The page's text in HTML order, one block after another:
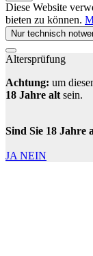
Diese Website
bieten zu können.
Nur technisch
Altersprüfung
Achtung: um
18 Jahre alt sein.
Sind Sie 18 Jahre
JA NEIN